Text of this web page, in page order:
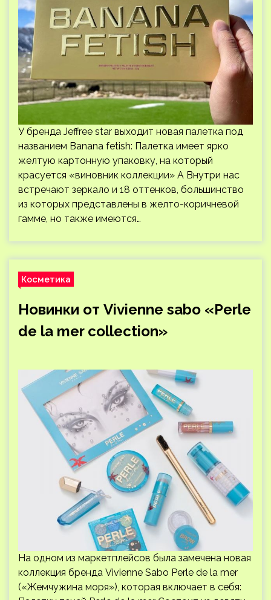
У бренда Jeffree star выходит новая палетка под
названием Banana fetish: Палетка имеет ярко
желтую картонную упаковку, на который
красуется «виновник коллекции» А Внутри нас
встречают зеркало и 18 оттенков, большинство
из которых представлены в желто-коричневой
гамме, но также имеются…
Косметика
Новинки от Vivienne sabo «Perle
de la mer collection»
На одном из маркетплейсов была замечена новая
коллекция бренда Vivienne Sabo Perle de la mer
(«Жемчужина моря»), которая включает в себя: